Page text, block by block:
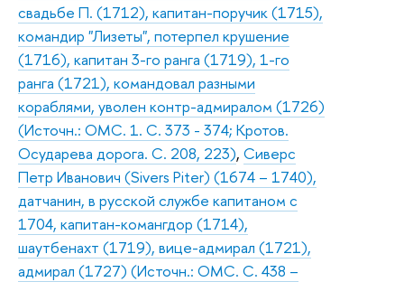
свадьбе П. (1712), капитан-поручик (1715),
командир "Лизеты", потерпел крушение
(1716), капитан 3-го ранга (1719), 1-го
ранга (1721), командовал разными
кораблями, уволен контр-адмиралом (1726)
(Источн.: ОМС. 1. С. 373 - 374; Кротов.
Осударева дорога. С. 208, 223), Сиверс
Петр Иванович (Sivers Piter) (1674 – 1740),
датчанин, в русской службе капитаном с
1704, капитан-комангдор (1714),
шаутбенахт (1719), вице-адмирал (1721),
адмирал (1727) (Источн.: ОМС. С. 438 –